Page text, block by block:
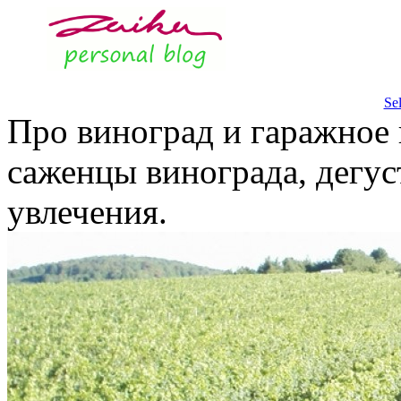
Про виноград и
саженцы винограда,
увлечения.